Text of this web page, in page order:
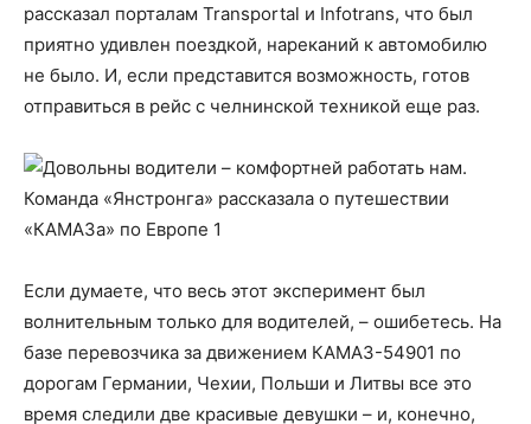
рассказал порталам Transportal и Infotrans, что был
приятно удивлен поездкой, нареканий к автомобилю
не было. И, если представится возможность, готов
отправиться в рейс с челнинской техникой еще раз.
Если думаете, что весь этот эксперимент был
волнительным только для водителей, – ошибетесь. На
базе перевозчика за движением КАМАЗ-54901 по
дорогам Германии, Чехии, Польши и Литвы все это
время следили две красивые девушки – и, конечно,